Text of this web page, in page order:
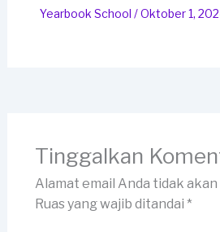
Yearbook School /Oktober 1,
Tinggalkan
Alamat email Anda tidak
Ruas yang wajib ditandai *